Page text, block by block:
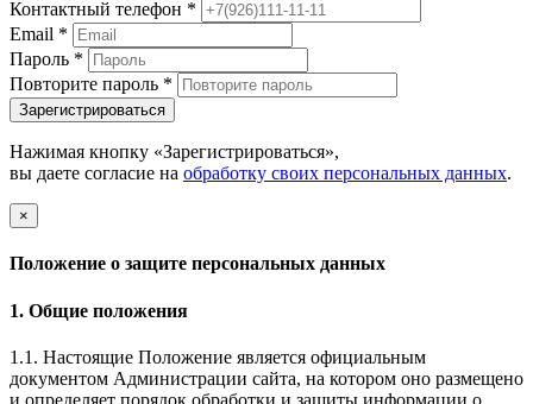
Контактный телефон *
Email *
Пароль *
Повторите пароль *
Зарегистрироваться
Нажимая кнопку «Зарегистрироваться»,
вы даете согласие на обработку своих персональных данных.
×
Положение о защите персональных данных
1. Общие положения
1.1. Настоящие Положение является официальным
документом Администрации сайта, на котором оно размещено
и определяет порядок обработки и защиты информации о